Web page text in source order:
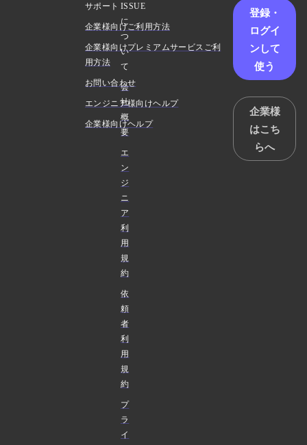
ISSUE
に
つ
い
て
会
社
概
要
エ
ン
ジ
ニ
ア
利
用
規
約
依
頼
者
利
用
規
約
プ
ラ
イ
サポート
企業様向けご利用方法
企業様向けプレミアムサービスご利
用方法
お問い合わせ
エンジニア様向けヘルプ
企業様向けヘルプ
登録・
ログイ
ンして
使う
企業様
はこち
らへ